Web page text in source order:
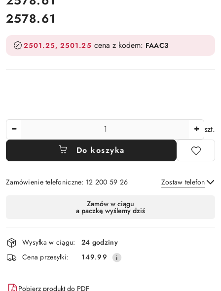
Cena:
2578.61
2501.25 2501.25 cena z kodem: FAAC3
szt.
Do koszyka
Zamówienie telefoniczne: 12 200 59 26 Zostaw telefon
Wyślij
dostawa
Zamów w ciągu
a paczkę wyślemy dziś
Wysyłka w ciągu:
24 godziny
Cena przesyłki:
149.99
Pobierz produkt do PDF